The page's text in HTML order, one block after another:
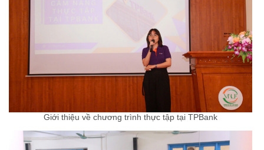
Giới thiệu về chương trình thực tập tại TPBank